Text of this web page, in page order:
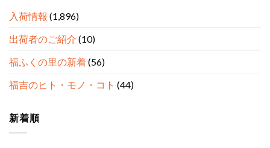
入荷情報 (1,896)
出荷者のご紹介 (10)
福ふくの里の新着(56)
福吉のヒト・モノ・コト (44)
新着順